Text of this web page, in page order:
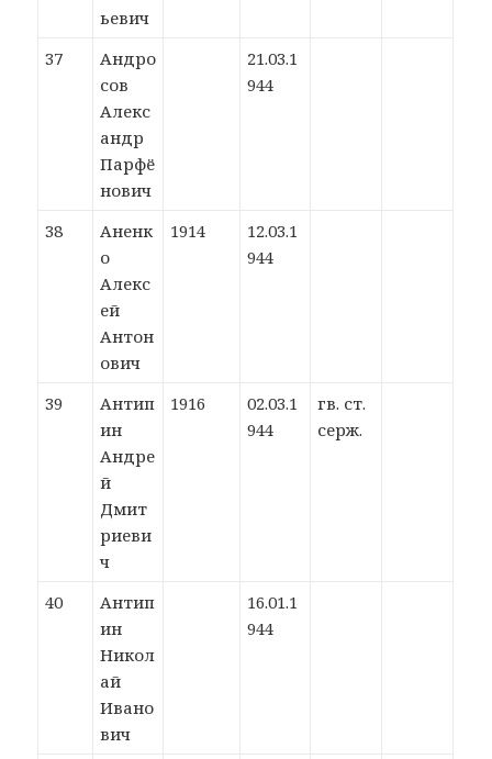
ьевич
37
Андро
сов
Алекс
андр
Парфё
нович
21.03.1
944
38
Аненк
о
Алекс
ей
Антон
ович
1914
12.03.1
944
39
Антип
ин
Андре
й
Дмит
риеви
ч
1916
02.03.1
944
гв. ст.
серж.
40
Антип
ин
Никол
ай
Ивано
вич
16.01.1
944